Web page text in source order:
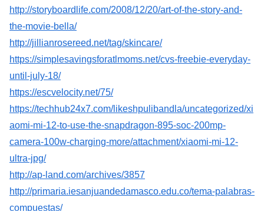
http://storyboardlife.com/2008/12/20/art-of-the-story-and-
the-movie-bella/
http://jillianrosereed.net/tag/skincare/
https://simplesavingsforatlmoms.net/cvs-freebie-everyday-
until-july-18/
https://escvelocity.net/75/
https://techhub24x7.com/likeshpulibandla/uncategorized/xi
aomi-mi-12-to-use-the-snapdragon-895-soc-200mp-
camera-100w-charging-more/attachment/xiaomi-mi-12-
ultra-jpg/
http://ap-land.com/archives/3857
http://primaria.iesanjuandedamasco.edu.co/tema-palabras-
compuestas/